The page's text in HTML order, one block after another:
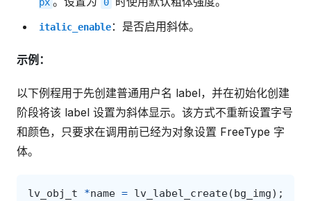
italic_enable：是否启用斜体。
示例：
以下例程用于先创建普通用户名 label，并在初始化创建
阶段将该 label 设置为斜体显示。该方式不重新设置字号
和颜色，只要求在调用前已经为对象设置 FreeType 字
体。
lv_obj_t *name = lv_label_create(bg_img);